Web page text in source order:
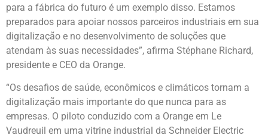
para a fábrica do futuro é um exemplo disso. Estamos
preparados para apoiar nossos parceiros industriais em sua
digitalização e no desenvolvimento de soluções que
atendam às suas necessidades”, afirma Stéphane Richard,
presidente e CEO da Orange.
“Os desafios de saúde, econômicos e climáticos tornam a
digitalização mais importante do que nunca para as
empresas. O piloto conduzido com a Orange em Le
Vaudreuil em uma vitrine industrial da Schneider Electric